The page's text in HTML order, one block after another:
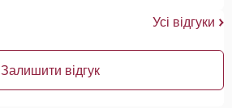
Усі відгуки
Залишити відгук